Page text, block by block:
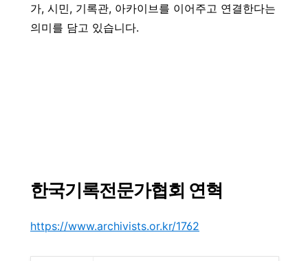
가, 시민, 기록관, 아카이브를 이어주고 연결한다는
의미를 담고 있습니다.
한국기록전문가협회 연혁
https://www.archivists.or.kr/1762